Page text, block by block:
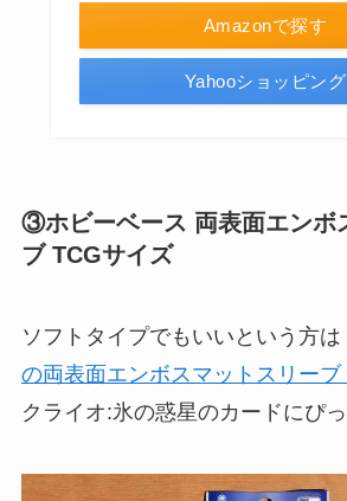
Amazonで探す
Yahooショッピング
③ホビーベース 両表面エンボ
ブ TCGサイズ
ソフトタイプでもいいという方は
の両表面エンボスマットスリー
クライオ:氷の惑星のカードにぴっ